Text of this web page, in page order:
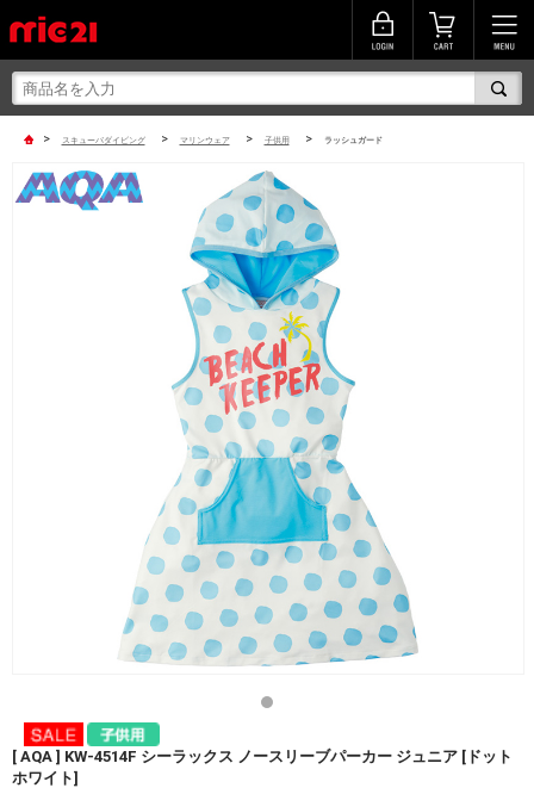
> スキューバダイビング > マリンウェア > 子供用 > ラッシュガード
[ AQA ] KW-4514F シーラックス ノースリーブパーカー ジュニア [ドット
ホワイト]